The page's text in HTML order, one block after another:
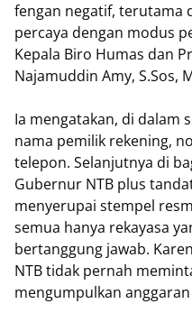
fengan negatif, terutama
percaya dengan modus
Kepala Biro Humas dan
Najamuddin Amy, S.Sos,
Ia mengatakan, di dalam
nama pemilik rekening,
telepon. Selanjutnya di
Gubernur NTB plus
menyerupai stempel
semua hanya rekayasa
bertanggung jawab.
NTB tidak pernah
mengumpulkan